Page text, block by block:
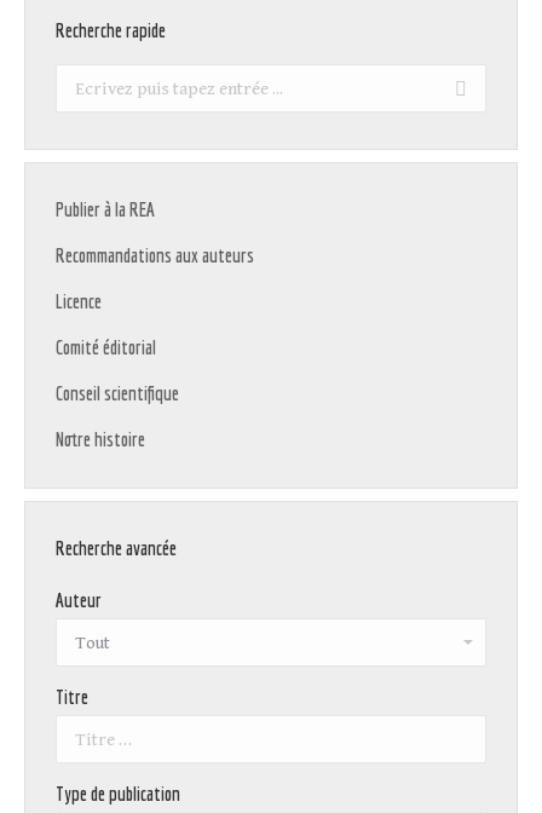
Recherche rapide
Recherche
Publier à la REA
Recommandations aux auteurs
Licence
Comité éditorial
Conseil scientifique
Notre histoire
Recherche avancée
Auteur
Titre
Type de publication